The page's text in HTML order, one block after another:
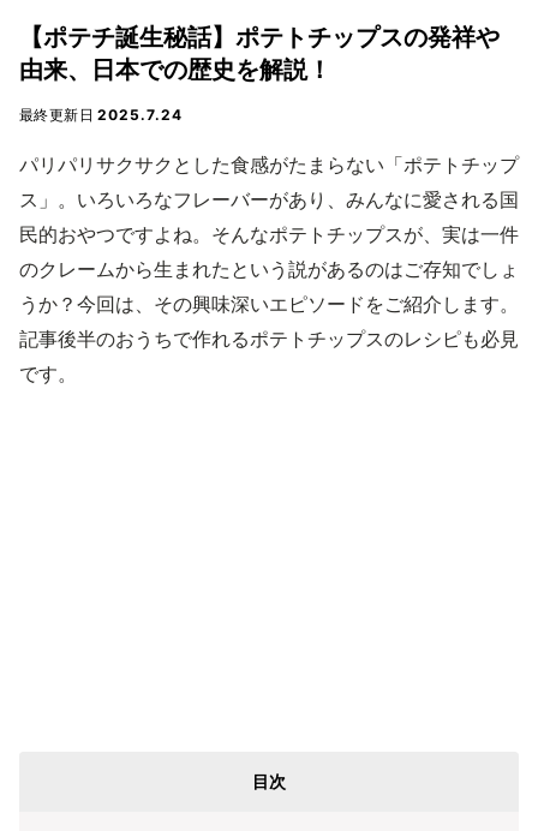
【ポテチ誕生秘話】ポテトチップスの発祥や
由来、日本での歴史を解説！
最終更新日2025.7.24
パリパリサクサクとした食感がたまらない「ポテトチップ
ス」。いろいろなフレーバーがあり、みんなに愛される国
民的おやつですよね。そんなポテトチップスが、実は一件
のクレームから生まれたという説があるのはご存知でしょ
うか？今回は、その興味深いエピソードをご紹介します。
記事後半のおうちで作れるポテトチップスのレシピも必見
です。
目次